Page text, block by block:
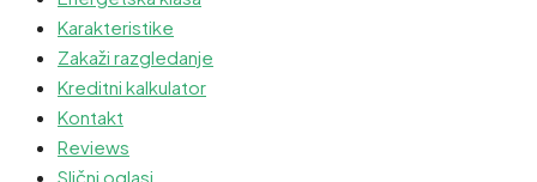
Karakteristike
Zakaži razgledanje
Kreditni kalkulator
Kontakt
Reviews
Slični oglasi